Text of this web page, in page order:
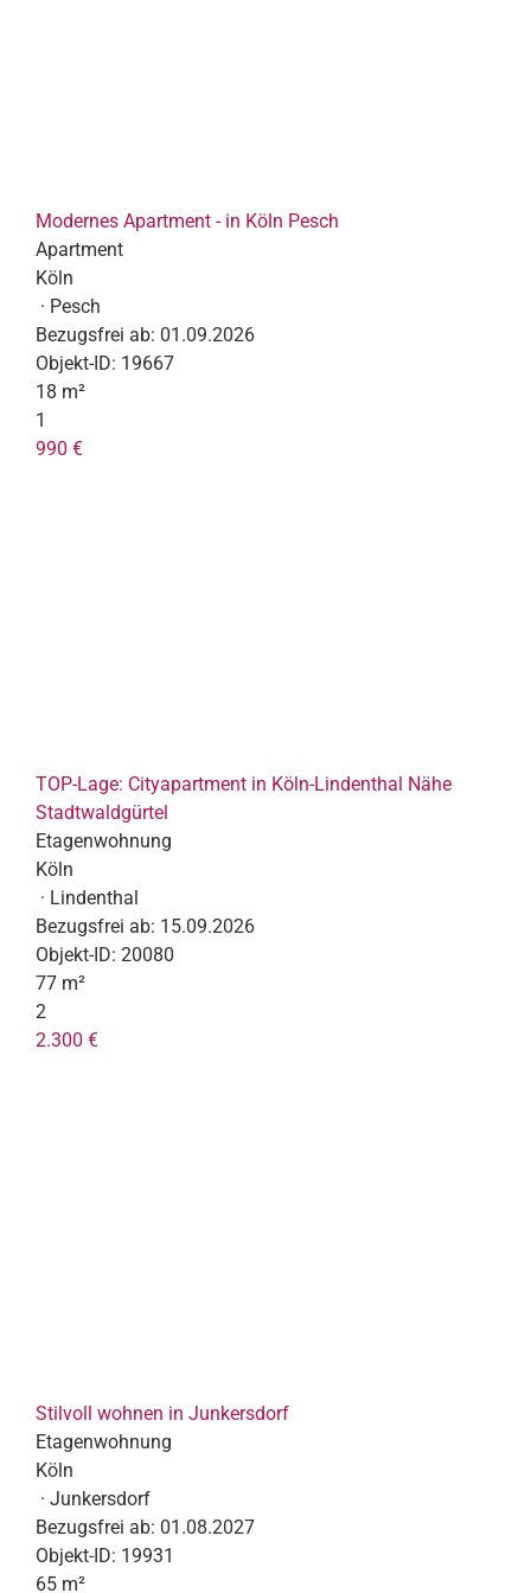
Modernes Apartment - in Köln Pesch
Apartment
Köln
· Pesch
Bezugsfrei ab: 01.09.2026
Objekt-ID: 19667
18 m²
1
990 €
TOP-Lage: Cityapartment in Köln-Lindenthal Nähe
Stadtwaldgürtel
Etagenwohnung
Köln
· Lindenthal
Bezugsfrei ab: 15.09.2026
Objekt-ID: 20080
77 m²
2
2.300 €
Stilvoll wohnen in Junkersdorf
Etagenwohnung
Köln
· Junkersdorf
Bezugsfrei ab: 01.08.2027
Objekt-ID: 19931
65 m²